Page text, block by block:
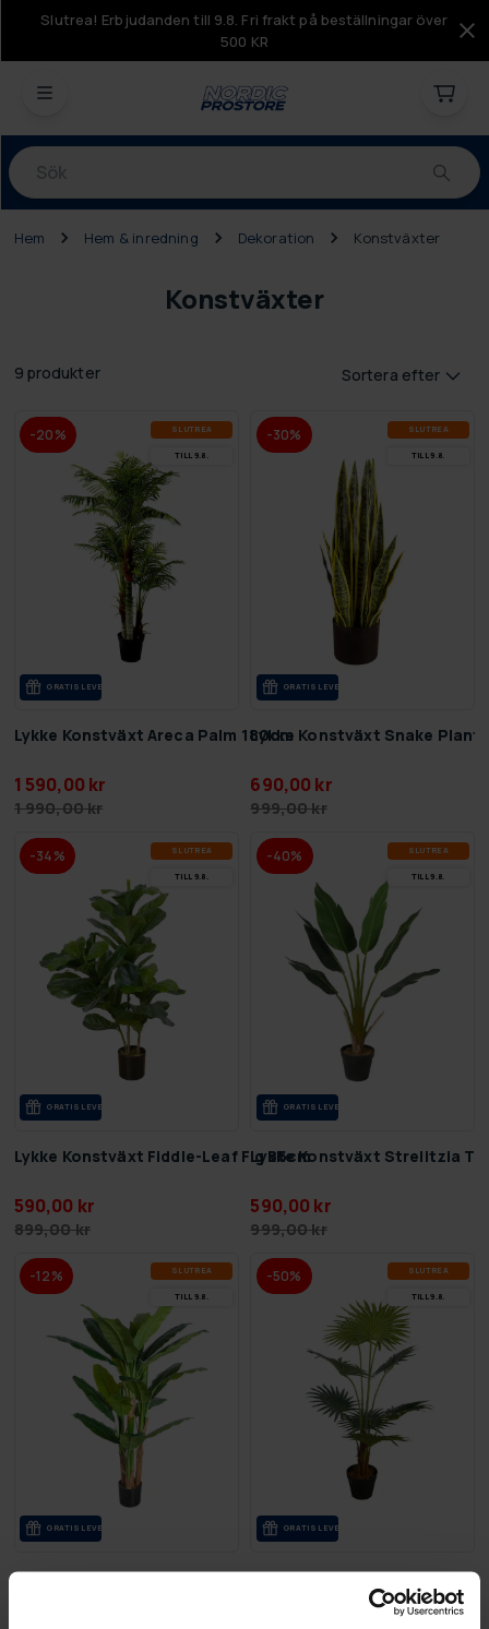
Slutrea! Erbjudanden till 9.8. Fri frakt på beställningar över
500 KR
Produkter
Hem Hem & inredning Dekoration Konstväxter
Konstväxter
9 produkter Sortera efter
-20% SLUT­REA
TILL 9.8.
GRA­TIS LE­VE­RANS
Lykke Konstväxt Areca Palm 180cm
1 590,00 kr
1 990,00 kr
-30% SLUT­REA
TILL 9.8.
GRA­TIS LE­VE­RANS
Lykke Konstväxt Snake Plant
690,00 kr
999,00 kr
-34% SLUT­REA
TILL 9.8.
GRA­TIS LE­VE­RANS
Lykke Konstväxt Fiddle-Leaf Fig 85cm
590,00 kr
899,00 kr
-40% SLUT­REA
TILL 9.8.
GRA­TIS LE­VE­RANS
Lykke Konstväxt Strelitzia
590,00 kr
999,00 kr
-12% SLUT­REA
TILL 9.8.
GRA­TIS LE­VE­RANS
Lykke Konstväxt Banana Tree 170cm
-50% SLUT­REA
TILL 9.8.
GRA­TIS LE­VE­RANS
Lykke Konstväxt Fan Palm